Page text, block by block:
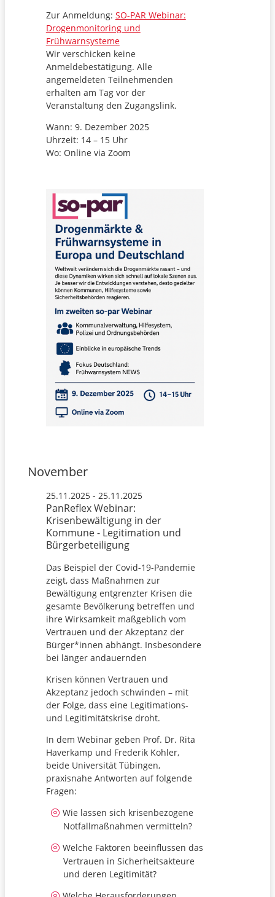
Zur Anmeldung: SO-PAR Webinar:
Drogenmonitoring und
Frühwarnsysteme
Wir verschicken keine
Anmeldebestätigung. Alle
angemeldeten Teilnehmenden
erhalten am Tag vor der
Veranstaltung den Zugangslink.
Wann: 9. Dezember 2025
Uhrzeit: 14 – 15 Uhr
Wo: Online via Zoom
November
25.11.2025 - 25.11.2025
PanReflex Webinar:
Krisenbewältigung in der
Kommune - Legitimation und
Bürgerbeteiligung
Das Beispiel der Covid-19-Pandemie
zeigt, dass Maßnahmen zur
Bewältigung entgrenzter Krisen die
gesamte Bevölkerung betreffen und
ihre Wirksamkeit maßgeblich vom
Vertrauen und der Akzeptanz der
Bürger*innen abhängt. Insbesondere
bei länger andauernden
Krisen können Vertrauen und
Akzeptanz jedoch schwinden – mit
der Folge, dass eine Legitimations-
und Legitimitätskrise droht.
In dem Webinar geben Prof. Dr. Rita
Haverkamp und Frederik Kohler,
beide Universität Tübingen,
praxisnahe Antworten auf folgende
Fragen:
Wie lassen sich krisenbezogene
Notfallmaßnahmen vermitteln?
Welche Faktoren beeinflussen das
Vertrauen in Sicherheitsakteure
und deren Legitimität?